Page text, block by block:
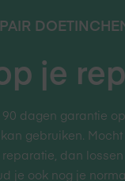
je
dagen garantie
gebruiken.
dan
je ook nog je